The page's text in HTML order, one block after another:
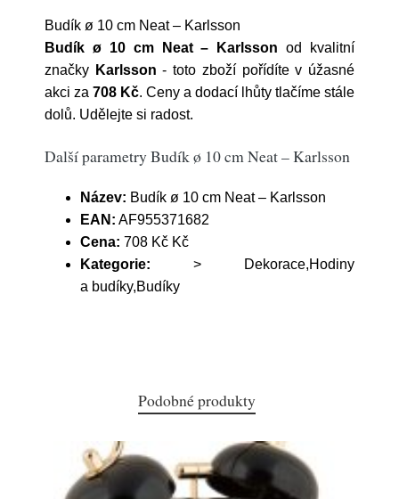
Budík ø 10 cm Neat – Karlsson
Budík ø 10 cm Neat – Karlsson od kvalitní
značky Karlsson - toto zboží pořídíte v úžasné
akci za 708 Kč. Ceny a dodací lhůty tlačíme stále
dolů. Udělejte si radost.
Další parametry Budík ø 10 cm Neat – Karlsson
Název: Budík ø 10 cm Neat – Karlsson
EAN: AF955371682
Cena: 708 Kč Kč
Kategorie: > Dekorace,Hodiny
a budíky,Budíky
Podobné produkty